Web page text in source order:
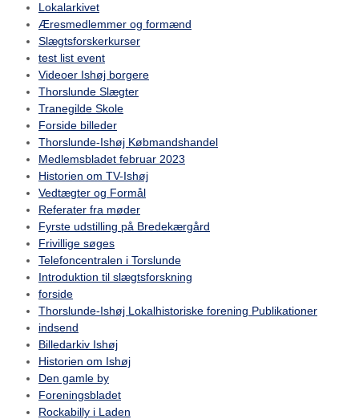
Lokalarkivet
Æresmedlemmer og formænd
Slægtsforskerkurser
test list event
Videoer Ishøj borgere
Thorslunde Slægter
Tranegilde Skole
Forside billeder
Thorslunde-Ishøj Købmandshandel
Medlemsbladet februar 2023
Historien om TV-Ishøj
Vedtægter og Formål
Referater fra møder
Fyrste udstilling på Bredekærgård
Frivillige søges
Telefoncentralen i Torslunde
Introduktion til slægtsforskning
forside
Thorslunde-Ishøj Lokalhistoriske forening Publikationer
indsend
Billedarkiv Ishøj
Historien om Ishøj
Den gamle by
Foreningsbladet
Rockabilly i Laden